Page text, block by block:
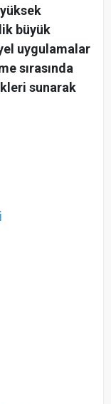
büyük
uygulamalar
sırasında
sunarak